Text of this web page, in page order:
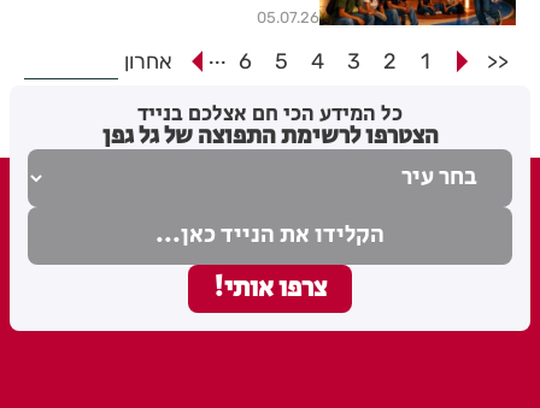
05.07.26
<<
1
2
3
4
5
6
... אחרון
כל המידע הכי חם אצלכם בנייד
הצטרפו לרשימת התפוצה של גל גפן